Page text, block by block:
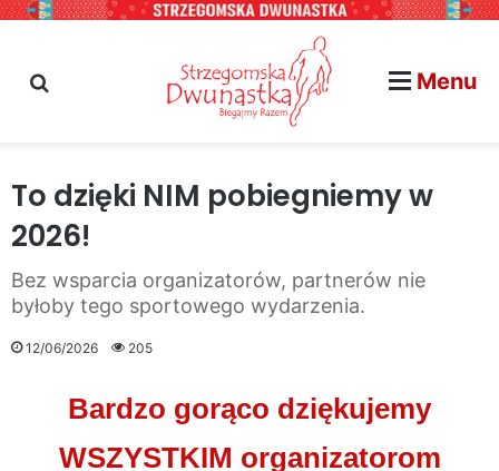
szukaj na stronie... Menu
To dzięki NIM pobiegniemy w
2026!
Bez wsparcia organizatorów, partnerów nie
byłoby tego sportowego wydarzenia.
12/06/2026 205
Bardzo gorąco dziękujemy
WSZYSTKIM organizatorom